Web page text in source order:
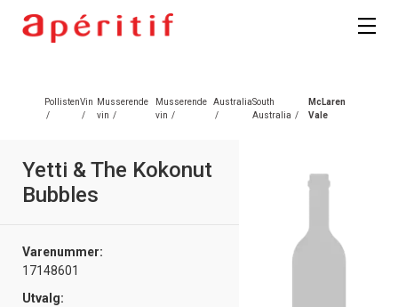
Pollisten
/
Vin
/
Musserende
vin /
Musserende
vin /
Australia
/
South
Australia /
McLaren
Vale
Yetti & The Kokonut
Bubbles
Varenummer:
17148601
Utvalg: